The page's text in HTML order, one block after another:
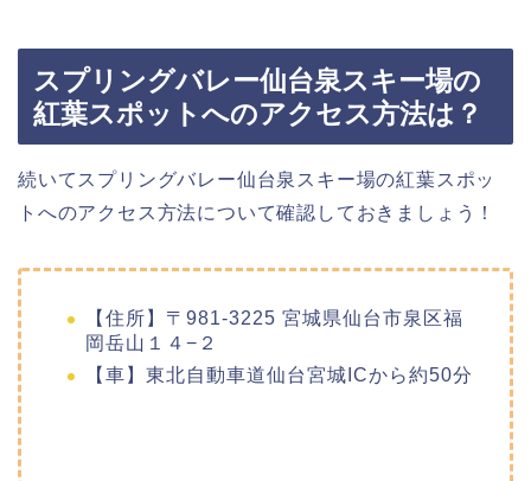
スプリングバレー仙台泉スキー場の
紅葉スポットへのアクセス方法は？
続いてスプリングバレー仙台泉スキー場の紅葉スポッ
トへのアクセス方法について確認しておきましょう！
【住所】〒981-3225 宮城県仙台市泉区福
岡岳山１４−２
【車】東北自動車道仙台宮城ICから約50分